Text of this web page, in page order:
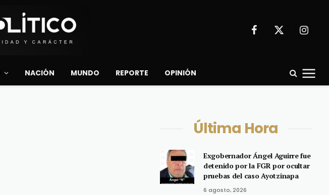
Facebook
X
NACIÓN MUNDO REPORTE OPINIÓN
Última Hora
Exgobernador Ángel Aguirre fue
detenido por la FGR por ocultar
pruebas del caso Ayotzinapa
6 agosto, 2026